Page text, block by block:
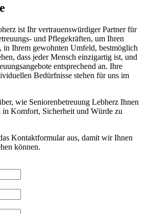
ist Ihr vertrauenswürdiger Partner für
und Pflegekräften, um Ihren
in Ihrem gewohnten Umfeld, bestmöglich
dass jeder Mensch einzigartig ist, und
entsprechend an. Ihre
Bedürfnisse stehen für uns im
wie Seniorenbetreuung Lebherz Ihnen
in Komfort, Sicherheit und Würde zu
Kontaktformular aus, damit wir Ihnen
können.